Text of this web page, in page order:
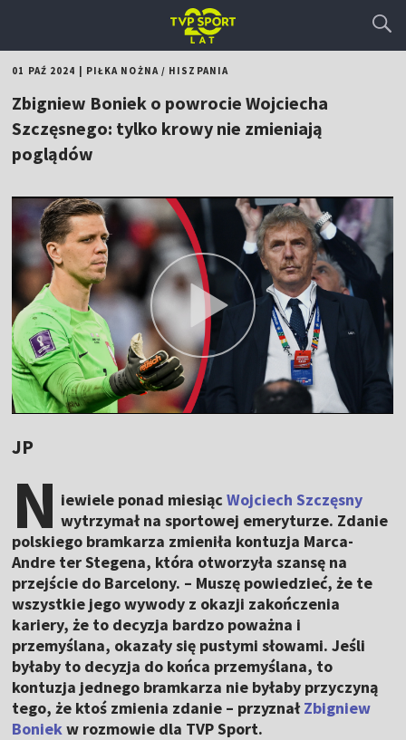
01 PAŹ 2024 PIŁKA NOŻNA/ HISZPANIA
Zbigniew Boniek o powrocie Wojciecha
Szczęsnego: tylko krowy nie zmieniają
poglądów
JP
N iewiele ponad miesiącWojciech Szczęsny
wytrzymał na sportowej emeryturze. Zdanie
polskiego bramkarza zmieniła kontuzja Marca-
Andre ter Stegena, która otworzyła szansę na
przejście do Barcelony. – Muszę powiedzieć, że te
wszystkie jego wywody z okazji zakończenia
kariery, że to decyzja bardzo poważna i
przemyślana, okazały się pustymi słowami. Jeśli
byłaby to decyzja do końca przemyślana, to
kontuzja jednego bramkarza nie byłaby przyczyną
tego, że ktoś zmienia zdanie – przyznałZbigniew
Boniekw rozmowie dla TVP Sport.